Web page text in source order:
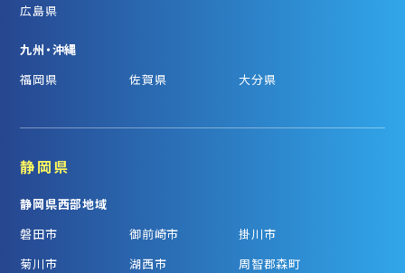
広島県
九州・沖縄
福岡県
佐賀県 大分県
静岡県
静岡県西部地域
磐田市
御前崎市
掛川市
菊川市
湖西市
周智郡森町